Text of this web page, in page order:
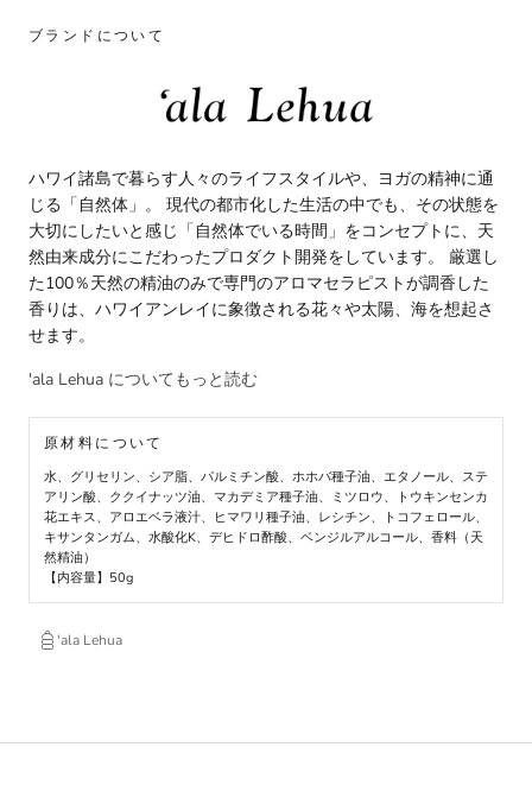
ブランドについて
ハワイ諸島で暮らす人々のライフスタイルや、ヨガの精神に通
じる「自然体」。 現代の都市化した生活の中でも、その状態を
大切にしたいと感じ「自然体でいる時間」をコンセプトに、天
然由来成分にこだわったプロダクト開発をしています。 厳選し
た100％天然の精油のみで専門のアロマセラピストが調香した
香りは、ハワイアンレイに象徴される花々や太陽、海を想起さ
せます。
'ala Lehua についてもっと読む
原材料について
水、グリセリン、シア脂、パルミチン酸、ホホバ種子油、エタノール、ステ
アリン酸、ククイナッツ油、マカデミア種子油、ミツロウ、トウキンセンカ
花エキス、アロエベラ液汁、ヒマワリ種子油、レシチン、トコフェロール、
キサンタンガム、水酸化K、デヒドロ酢酸、ベンジルアルコール、香料（天
然精油）
【内容量】50g
'ala Lehua